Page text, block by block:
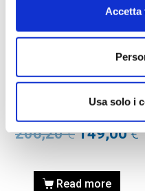
Accetta
Usa solo i
AUSILI VISIVI PER
IPOVISIONE
ESCHENBACH VISOLUX+
1566 lente visolux 12d
206,20€ 149,00€
Read more